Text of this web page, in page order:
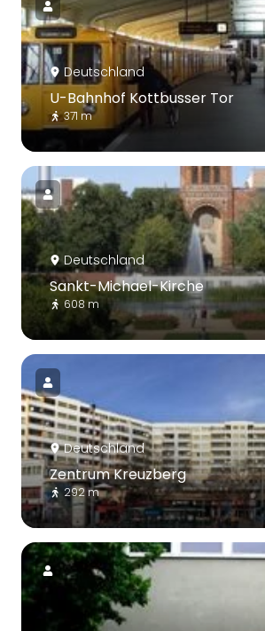
Deutschland
U-Bahnhof Kottbusser Tor
371 m
Deutschland
Sankt-Michael-Kirche
608 m
Deutschland
Zentrum Kreuzberg
292 m